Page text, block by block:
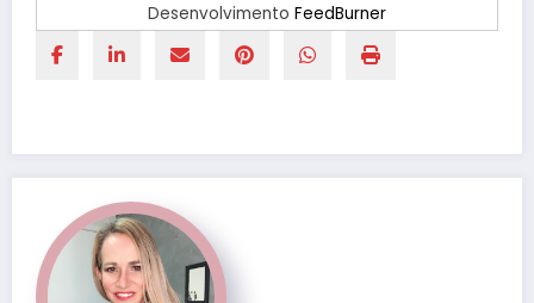
Desenvolvimento FeedBurner